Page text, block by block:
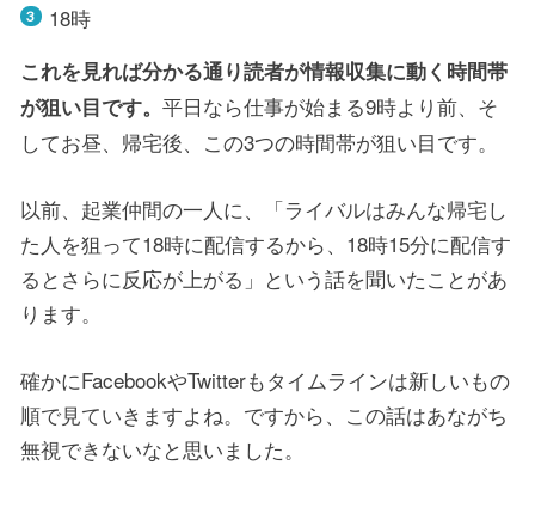
18時
これを見れば分かる通り読者が情報収集に動く時間帯
が狙い目です。 平日なら仕事が始まる9時より前、そ
してお昼、帰宅後、この3つの時間帯が狙い目です。
以前、起業仲間の一人に、「ライバルはみんな帰宅し
た人を狙って18時に配信するから、18時15分に配信す
るとさらに反応が上がる」という話を聞いたことがあ
ります。
確かにFacebookやTwitterもタイムラインは新しいもの
順で見ていきますよね。ですから、この話はあながち
無視できないなと思いました。